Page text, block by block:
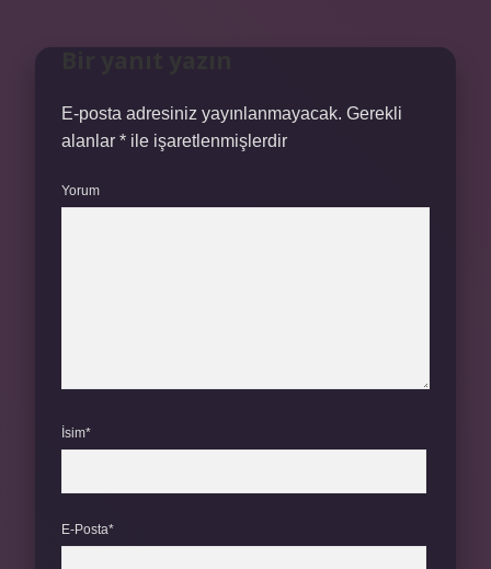
E-posta adresiniz yayınlanmayacak. Gerekli
alanlar * ile işaretlenmişlerdir
Yorum
İsim*
E-Posta*